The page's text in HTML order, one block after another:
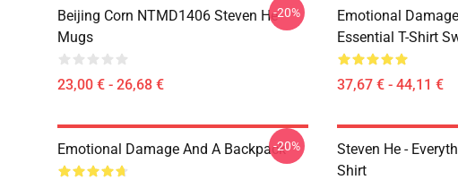
Beijing Corn NTMD1406 Steven He
Mugs
23,00 € - 26,68 €
-20%
Emotional
Essential T-Shirt
37,67 € - 44,11 €
Emotional Damage And A Backpack-20%
Steven He -
Shirt